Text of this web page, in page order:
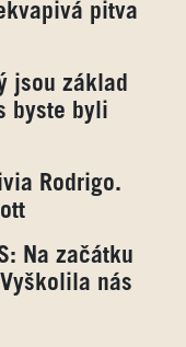
pitva
jsou základ
byste byli
Rodrigo.
Na začátku
nás